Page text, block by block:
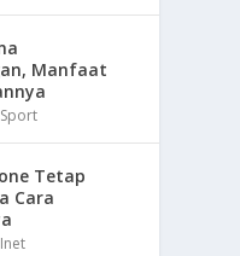
Manfaat
Sport
Tetap
Cara
Inet